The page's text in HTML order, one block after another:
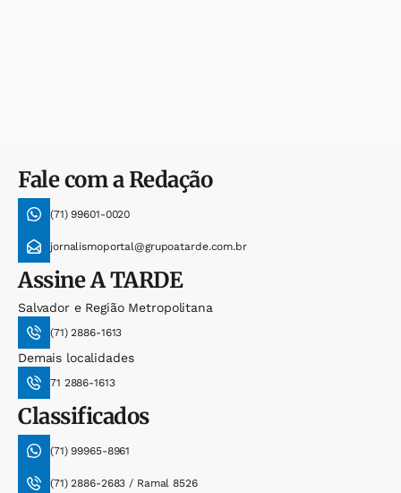
Fale com a Redação
(71) 99601-0020
jornalismoportal@grupoatarde.com.br
AssineA TARDE
Salvador e Região Metropolitana
(71) 2886-1613
Demais localidades
71 2886-1613
Classificados
(71) 99965-8961
(71) 2886-2683 / Ramal 8526